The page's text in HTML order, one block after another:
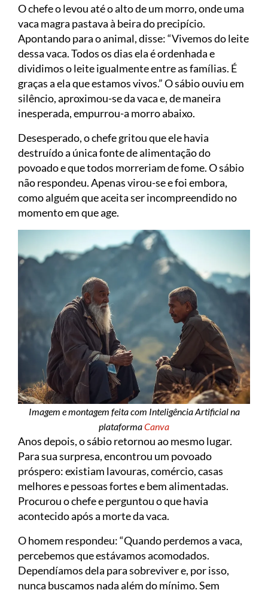
O chefe o levou até o alto de um morro, onde uma
vaca magra pastava à beira do precipício.
Apontando para o animal, disse: “Vivemos do leite
dessa vaca. Todos os dias ela é ordenhada e
dividimos o leite igualmente entre as famílias. É
graças a ela que estamos vivos.” O sábio ouviu em
silêncio, aproximou-se da vaca e, de maneira
inesperada, empurrou-a morro abaixo.
Desesperado, o chefe gritou que ele havia
destruído a única fonte de alimentação do
povoado e que todos morreriam de fome. O sábio
não respondeu. Apenas virou-se e foi embora,
como alguém que aceita ser incompreendido no
momento em que age.
Imagem e montagem feita com Inteligência Artificial na
plataformaCanva
Anos depois, o sábio retornou ao mesmo lugar.
Para sua surpresa, encontrou um povoado
próspero: existiam lavouras, comércio, casas
melhores e pessoas fortes e bem alimentadas.
Procurou o chefe e perguntou o que havia
acontecido após a morte da vaca.
O homem respondeu: “Quando perdemos a vaca,
percebemos que estávamos acomodados.
Dependíamos dela para sobreviver e, por isso,
nunca buscamos nada além do mínimo. Sem